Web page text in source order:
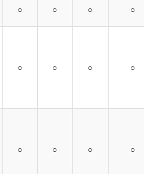
○ ○ ○ ○
○ ○ ○ ○
○ ○ ○ ○